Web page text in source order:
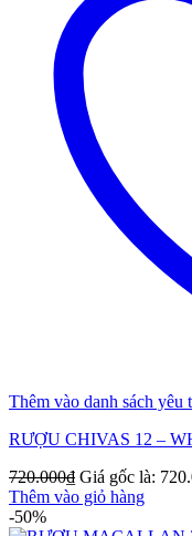
Thêm vào danh sách yêu
RƯỢU CHIVAS 12 –
720.000₫ Giá gốc là:
Thêm vào giỏ hàng
-50%